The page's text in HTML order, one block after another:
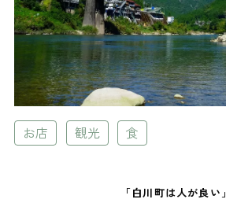
お店 観光 食
「白川町は人が良い」